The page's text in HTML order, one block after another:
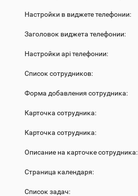
Настройки в виджете телефонии:
Заголовок виджета телефонии:
Настройки api телефонии:
Список сотрудников:
Форма добавления сотрудника:
Карточка сотрудника:
Карточка сотрудника:
Описание на карточке сотрудника:
Страница календаря:
Список задач: